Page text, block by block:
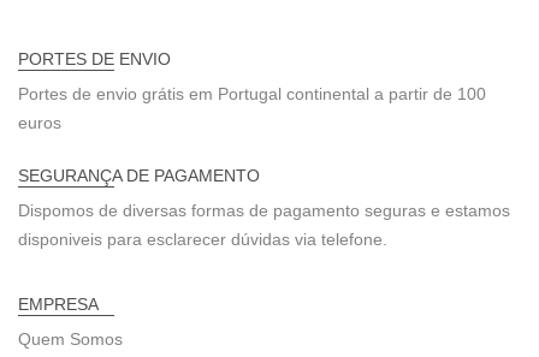
PORTES DE ENVIO
Portes de envio grátis em Portugal continental a partir de 100
euros
SEGURANÇA DE PAGAMENTO
Dispomos de diversas formas de pagamento seguras e estamos
disponiveis para esclarecer dúvidas via telefone.
EMPRESA
Quem Somos